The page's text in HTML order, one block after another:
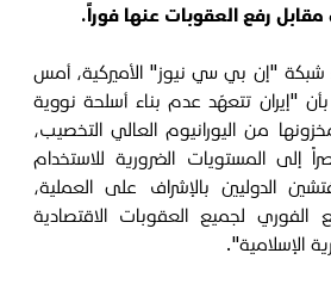
مقابل رفع العقوبات عنها فوراً.
"إن بي سي نيوز" الأميركية، أمس
"إيران تتعهّد عدم بناء أسلحة نووية
من اليورانيوم العالي التخصيب،
إلى المستويات الضرورية للاستخدام
الدوليين بالإشراف على العملية،
الفوري لجميع العقوبات الاقتصادية
الإسلامية".